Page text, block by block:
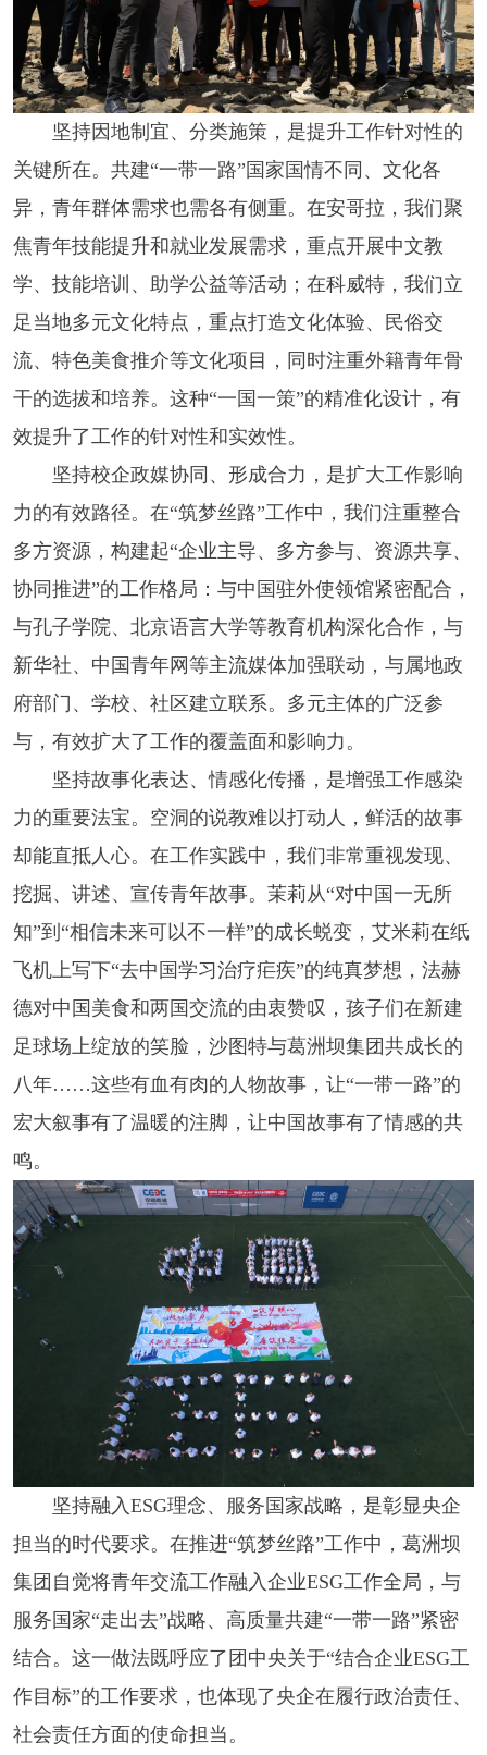
坚持因地制宜、分类施策，是提升工作针对性的
关键所在。共建“一带一路”国家国情不同、文化各
异，青年群体需求也需各有侧重。在安哥拉，我们聚
焦青年技能提升和就业发展需求，重点开展中文教
学、技能培训、助学公益等活动；在科威特，我们立
足当地多元文化特点，重点打造文化体验、民俗交
流、特色美食推介等文化项目，同时注重外籍青年骨
干的选拔和培养。这种“一国一策”的精准化设计，有
效提升了工作的针对性和实效性。
坚持校企政媒协同、形成合力，是扩大工作影响
力的有效路径。在“筑梦丝路”工作中，我们注重整合
多方资源，构建起“企业主导、多方参与、资源共享、
协同推进”的工作格局：与中国驻外使领馆紧密配合，
与孔子学院、北京语言大学等教育机构深化合作，与
新华社、中国青年网等主流媒体加强联动，与属地政
府部门、学校、社区建立联系。多元主体的广泛参
与，有效扩大了工作的覆盖面和影响力。
坚持故事化表达、情感化传播，是增强工作感染
力的重要法宝。空洞的说教难以打动人，鲜活的故事
却能直抵人心。在工作实践中，我们非常重视发现、
挖掘、讲述、宣传青年故事。茉莉从“对中国一无所
知”到“相信未来可以不一样”的成长蜕变，艾米莉在纸
飞机上写下“去中国学习治疗疟疾”的纯真梦想，法赫
德对中国美食和两国交流的由衷赞叹，孩子们在新建
足球场上绽放的笑脸，沙图特与葛洲坝集团共成长的
八年……这些有血有肉的人物故事，让“一带一路”的
宏大叙事有了温暖的注脚，让中国故事有了情感的共
鸣。
坚持融入ESG理念、服务国家战略，是彰显央企
担当的时代要求。在推进“筑梦丝路”工作中，葛洲坝
集团自觉将青年交流工作融入企业ESG工作全局，与
服务国家“走出去”战略、高质量共建“一带一路”紧密
结合。这一做法既呼应了团中央关于“结合企业ESG工
作目标”的工作要求，也体现了央企在履行政治责任、
社会责任方面的使命担当。